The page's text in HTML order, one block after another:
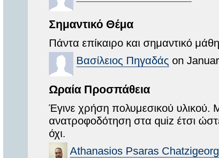
Σημαντικό Θέμα
Πάντα επίκαιρο και σημαντικό
Βασίλειος Πηγαδάς on
Ωραία Προσπάθεια
Έγινε χρήση πολυμεσικού
ανατροφοδότηση στα quiz έτσι
όχι.
Athanasios Psaras